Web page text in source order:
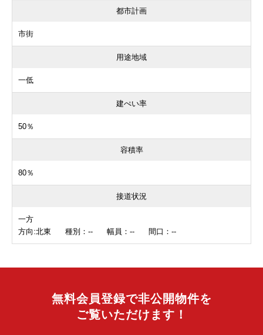
都市計画
市街
用途地域
一低
建ぺい率
50％
容積率
80％
接道状況
一方
方向:北東 種別：-- 幅員：-- 間口：--
無料会員登録で非公開物件を
ご覧いただけます！